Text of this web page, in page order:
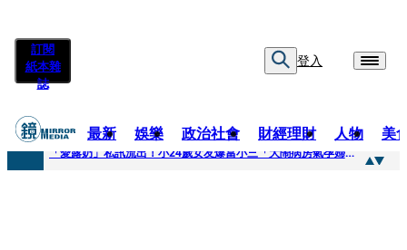
訂閱
紙本雜
誌
登入
最新 娛樂 政治社會 財經理財 人物 美
快訊
「愛露奶」私訊流出！小24歲女友爆當小三「大鬧病房氣孕婦」 姜厚任不忍回應了